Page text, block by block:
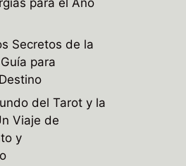
para el Año
Secretos de la
para
del Tarot y la
Viaje de
y